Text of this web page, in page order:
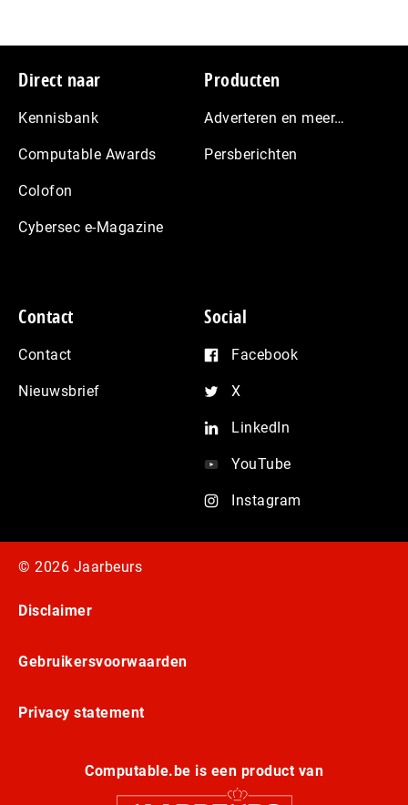
Footer
Direct naar
Kennisbank
Computable Awards
Colofon
Cybersec e-Magazine
Producten
Adverteren en meer…
Persberichten
Contact
Contact
Nieuwsbrief
Social
Facebook
X
LinkedIn
YouTube
Instagram
© 2026 Jaarbeurs
Disclaimer
Gebruikersvoorwaarden
Privacy statement
Computable.be is een product van